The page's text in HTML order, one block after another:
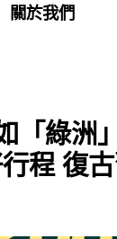
關於我們
「綠洲
程 復